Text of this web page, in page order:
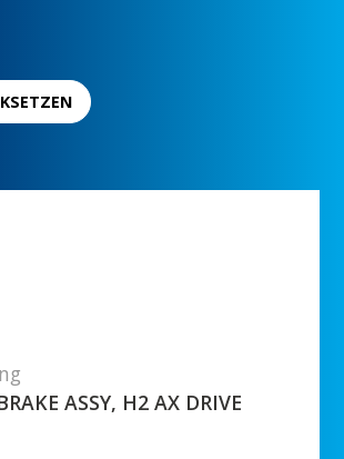
ASSY, H2 AX DRIVE